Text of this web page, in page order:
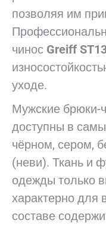
позволяя им
чинос Greiff
уходе.
Мужские брюки-
доступны в
чёрном, сером,
(неви). Ткань и
одежды только
характерно для
составе